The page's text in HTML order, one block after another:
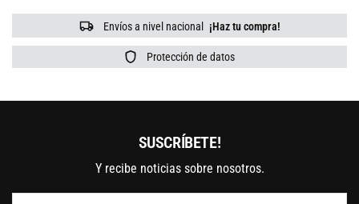
Envíos a nivel nacional ¡Haz tu compra!
Protección de datos
SUSCRÍBETE!
Y recibe noticias sobre nosotros.